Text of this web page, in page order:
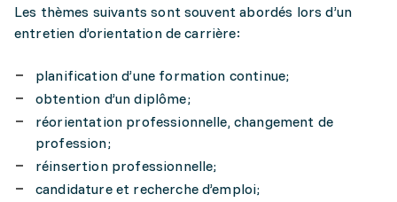
Les thèmes suivants sont souvent abordés lors d’un
entretien d’orientation de carrière:
planification d’une formation continue;
obtention d’un diplôme;
réorientation professionnelle, changement de
profession;
réinsertion professionnelle;
candidature et recherche d’emploi;